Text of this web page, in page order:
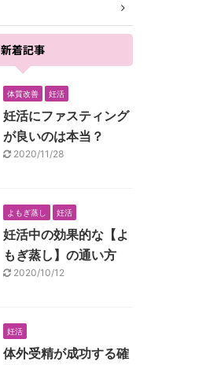
新着記事
体質改善 妊活
妊活にファスティング
が良いのは本当？
2020/11/28
よもぎ蒸し 妊活
妊活中の効果的な【よ
もぎ蒸し】の通い方
2020/10/12
妊活
体外受精が成功する確